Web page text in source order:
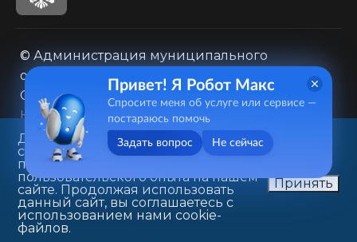
© Администрация муниципального
образования городского округа «Город
Саратов»
Контакты
Карта сайта
Политика в отношении обработки
персональных данных
410031, г. Саратов, ул. Первомайская, д. 78
+7(8452)26-02-49
Данный веб-сайт использует
cookie-файлы в целях
предоставления вам лучшего
пользовательского опыта на нашем
сайте. Продолжая использовать
данный сайт, вы соглашаетесь с
использованием нами cookie-
файлов.
Принять
Привет! Я Робот Макс
Спросите меня об услуге или сервисе —
постараюсь помочь
Задать вопрос Не сейчас